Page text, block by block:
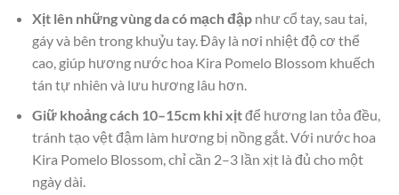
Xịt lên những vùng da có mạch đậpnhư cổ tay, sau tai,
gáy và bên trong khuỷu tay. Đây là nơi nhiệt độ cơ thể
cao, giúp hương nước hoa Kira Pomelo Blossom khuếch
tán tự nhiên và lưu hương lâu hơn.
Giữ khoảng cách 10–15cm khi xịtđể hương lan tỏa đều,
tránh tạo vệt đậm làm hương bị nồng gắt. Với nước hoa
Kira Pomelo Blossom, chỉ cần 2–3 lần xịt là đủ cho một
ngày dài.